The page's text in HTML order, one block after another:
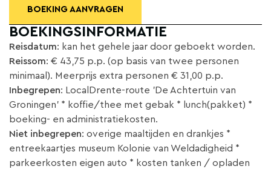
BOEKING AANVRAGEN
BOEKINGSINFORMATIE
Reisdatum: kan het gehele jaar door geboekt worden.
Reissom: € 43,75 p.p. (op basis van twee personen
minimaal). Meerprijs extra personen € 31,00 p.p.
Inbegrepen: LocalDrente-route 'De Achtertuin van
Groningen' * koffie/thee met gebak * lunch(pakket) *
boeking- en administratiekosten.
Niet inbegrepen: overige maaltijden en drankjes *
entreekaartjes museum Kolonie van Weldadigheid *
parkeerkosten eigen auto * kosten tanken / opladen